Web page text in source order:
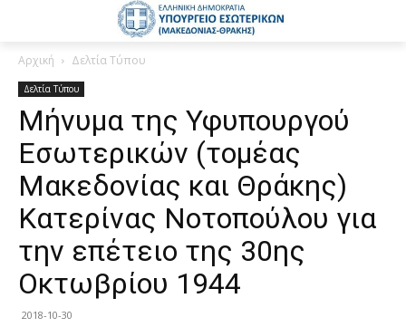
Αρχική Δελτία Τύπου
Δελτία Τύπου
Μήνυμα της Υφυπουργού
Εσωτερικών (τομέας
Μακεδονίας και Θράκης)
Κατερίνας Νοτοπούλου για
την επέτειο της 30ης
Οκτωβρίου 1944
2018-10-30